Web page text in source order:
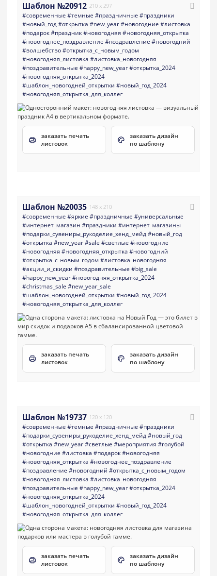
Шаблон №20912 210 x 297
#современные #темные #праздничные #праздники
#новый_год#открытка #new_year#новогодние #листовка
#подарок#праздник#новогодняя #новогодняя_открытка
#новогоднее_поздравление #поздравление #новогодний
#волшебство#открытка_с_новым_годом
#новогодняя_листовка #листовка_новогодняя
#поздравительные #happy_new_year#открытка_2024
#новогодняя_открытка_2024
#шаблон_новогодней_открытки #новый_год_2024
#новогодняя_открытка_для_коллег
заказать печать
листовок
заказать дизайн
по шаблону
Шаблон №20035 148 x 210
#современные #яркие #праздничные #универсальные
#интернет_магазин #праздники #интернет_магазины
#подарки_сувениры_рукоделие_хенд_мейд#новый_год
#открытка #new_year#sale #светлые #новогодние
#новогодняя #новогодняя_открытка #новогодний
#открытка_с_новым_годом #листовка_новогодняя
#акции_и_скидки #поздравительные #big_sale
#happy_new_year#новогодняя_открытка_2024
#christmas_sale #new_year_sale
#шаблон_новогодней_открытки #новый_год_2024
#новогодняя_открытка_для_коллег
заказать печать
листовок
заказать дизайн
по шаблону
Шаблон №19737 120 x 120
#современные #темные #праздничные #праздники
#подарки_сувениры_рукоделие_хенд_мейд#новый_год
#открытка #new_year#светлые #мероприятия #голубой
#новогодние #листовка #подарок#новогодняя
#новогодняя_открытка #новогоднее_поздравление
#поздравление #новогодний #открытка_с_новым_годом
#новогодняя_листовка #листовка_новогодняя
#поздравительные #happy_new_year#открытка_2024
#новогодняя_открытка_2024
#шаблон_новогодней_открытки #новый_год_2024
#новогодняя_открытка_для_коллег
заказать печать
листовок
заказать дизайн
по шаблону